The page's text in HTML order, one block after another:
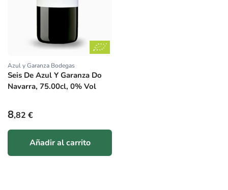
Proveedor:
Azul y Garanza Bodegas
Seis De Azul Y Garanza Do
Navarra, 75.00cl, 0% Vol
Precio habitual
8,82 €
Añadir al carrito